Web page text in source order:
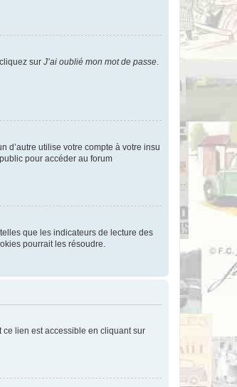
sur J’ai oublié mon mot de passe.
d’autre utilise votre compte à votre insu
pour accéder au forum
que les indicateurs de lecture des
pourrait les résoudre.
lien est accessible en cliquant sur